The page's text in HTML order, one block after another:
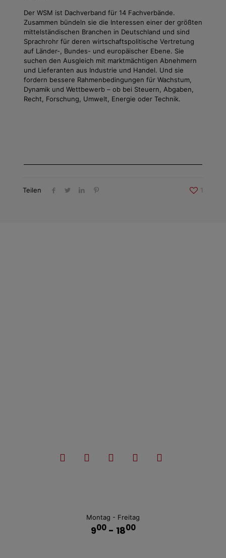
Der WSM ist Dachverband für 14 Fachverbände.
Zusammen bündeln sie die Interessen einer der größten
mittelständischen Branchen in Deutschland und sind
Sprachrohr für deren wirtschaftspolitische Vertretung
auf Länder-, Bundes- und europäischer Ebene. Sie
suchen den Ausgleich mit marktmächtigen Abnehmern
und Lieferanten aus Industrie und Handel. Und sie
fordern bessere Rahmenbedingungen für Wachstum,
Dynamik und Wettbewerb – ob bei Steuern, Abgaben,
Recht, Forschung, Umwelt, Energie oder Technik.
Teilen 1
Montag - Freitag
900- 1800